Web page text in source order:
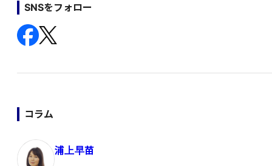
SNSをフォロー
コラム
浦上早苗